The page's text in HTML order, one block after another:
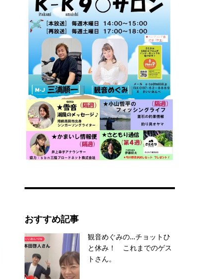
おすすめ記事
観音めぐみの…チョットひ
と休み！ これまでのゲス
トさん。